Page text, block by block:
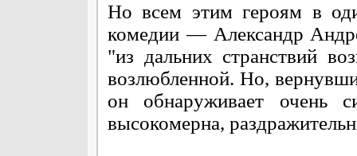
Но всем этим героям в
комедии — Александр
"из дальних странствий
возлюбленной. Но,
он обнаруживает очень
высокомерна,